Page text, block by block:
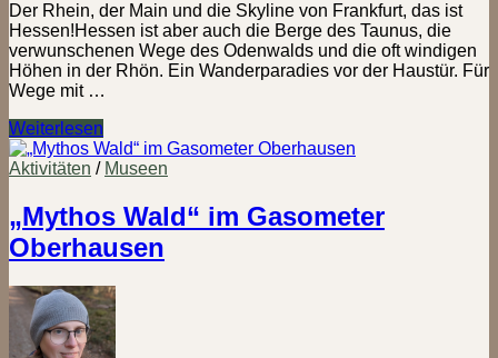
Der Rhein, der Main und die Skyline von Frankfurt, das ist
Hessen!Hessen ist aber auch die Berge des Taunus, die
verwunschenen Wege des Odenwalds und die oft windigen
Höhen in der Rhön. Ein Wanderparadies vor der Haustür. Für
Wege mit …
Stempeln
in
Hessen
Alle
Wanderpässe
und
wo
du
sie
findest
Weiterlesen
Aktivitäten / Museen
„Mythos Wald“ im Gasometer
Oberhausen